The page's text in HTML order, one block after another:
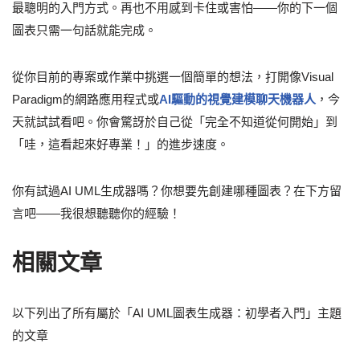
最聰明的入門方式。再也不用感到卡住或害怕——你的下一個
圖表只需一句話就能完成。
從你目前的專案或作業中挑選一個簡單的想法，打開像Visual
Paradigm的網路應用程式或AI驅動的視覺建模聊天機器人 ，今
天就試試看吧。你會驚訝於自己從「完全不知道從何開始」到
「哇，這看起來好專業！」的進步速度。
你有試過AI UML生成器嗎？你想要先創建哪種圖表？在下方留
言吧——我很想聽聽你的經驗！
相關文章
以下列出了所有屬於「AI UML圖表生成器：初學者入門」主題
的文章